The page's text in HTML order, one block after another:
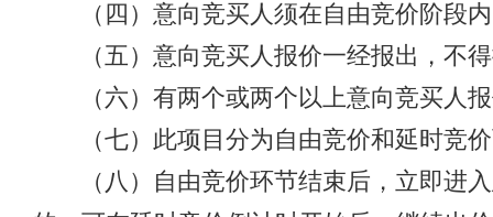
（四）意向竞买人须在自由竞价阶段
（五）意向竞买人报价一经报出，不
（六）有两个或两个以上意向竞买人
（七）此项目分为自由竞价和延时竞
（八）自由竞价环节结束后，立即进